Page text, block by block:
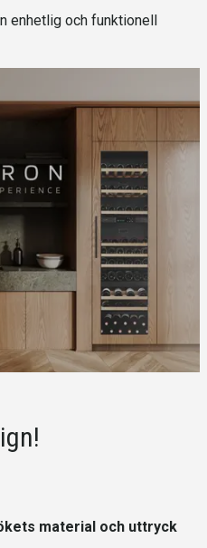
enhetlig och funktionell
material och uttryck